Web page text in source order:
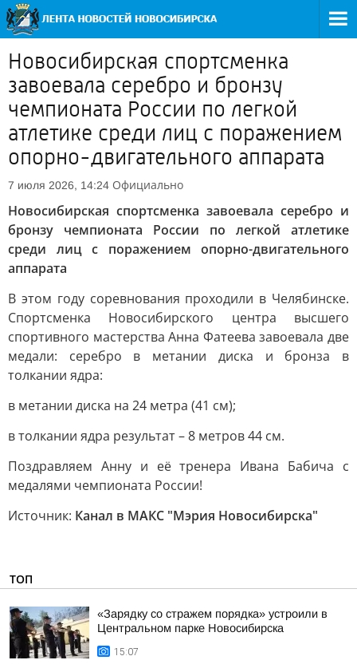
Новосибирская спортсменка
завоевала серебро и бронзу
чемпионата России по легкой
атлетике среди лиц с поражением
опорно-двигательного аппарата
7 июля 2026, 14:24 Официально
Новосибирская спортсменка завоевала серебро и
бронзу чемпионата России по легкой атлетике
среди лиц с поражением опорно-двигательного
аппарата
В этом году соревнования проходили в Челябинске.
Спортсменка Новосибирского центра высшего
спортивного мастерства Анна Фатеева завоевала две
медали: серебро в метании диска и бронза в
толкании ядра:
в метании диска на 24 метра (41 см);
в толкании ядра результат – 8 метров 44 см.
Поздравляем Анну и её тренера Ивана Бабича с
медалями чемпионата России!
Источник: Канал в МАКС "Мэрия Новосибирска"
ТОП
«Зарядку со стражем порядка» устроили в
Центральном парке Новосибирска
15:07